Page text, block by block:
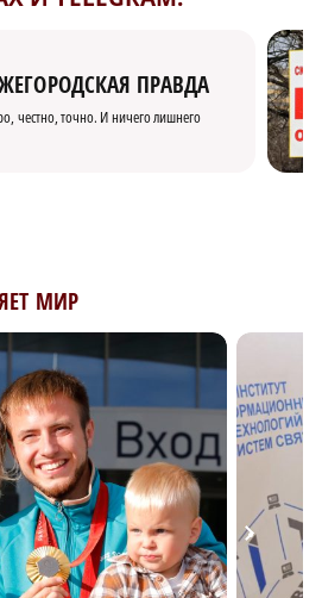
ПРАВДА
честно, точно. И ничего лишнего
МИР